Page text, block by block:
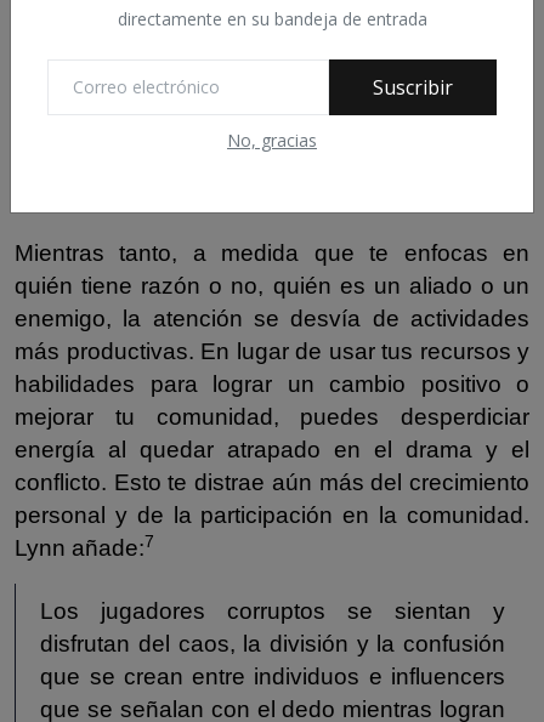
directamente en su bandeja de entrada
Suscribir
No, gracias
seguidores, su respaldo o la mera discusión de
personas pueden convertirse inadvertidamente
Mientras tanto, a medida que te enfocas en
quién tiene razón o no, quién es un aliado o un
enemigo, la atención se desvía de actividades
más productivas. En lugar de usar tus recursos y
habilidades para lograr un cambio positivo o
mejorar tu comunidad, puedes desperdiciar
energía al quedar atrapado en el drama y el
conflicto. Esto te distrae aún más del crecimiento
personal y de la participación en la comunidad.
Lynn añade:7
Los jugadores corruptos se sientan y
disfrutan del caos, la división y la confusión
que se crean entre individuos e influencers
que se señalan con el dedo mientras logran